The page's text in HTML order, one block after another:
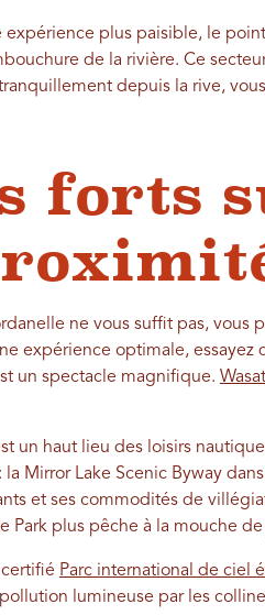
expérience plus paisible, le
de la rivière. Ce
depuis la rive,
forts
ne vous suffit pas,
expérience optimale,
un spectacle magnifique.
un haut lieu des loisirs
Mirror Lake Scenic Byway
et ses commodités de
Park plus pêche à la mouche
Parc international de ciel
lumineuse par les